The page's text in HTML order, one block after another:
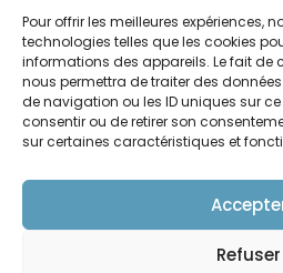
Pour offrir les meilleures expériences,
technologies telles que les cookies
informations des appareils. Le fait de
nous permettra de traiter des
de navigation ou les ID uniques sur ce
consentir ou de retirer son
sur certaines caractéristiques et
Refuser
Mentions légales
Politique de cookies